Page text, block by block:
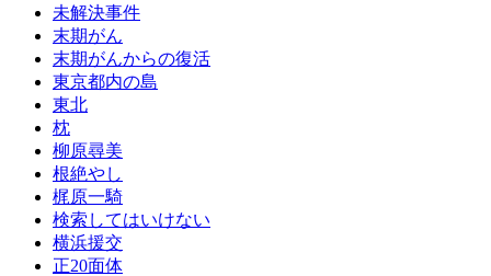
未解決事件
末期がん
末期がんからの復活
東京都内の島
東北
枕
柳原尋美
根絶やし
梶原一騎
検索してはいけない
横浜援交
正20面体